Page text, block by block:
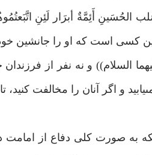
أَئِمَّةٌ أبرَار لَئِنِ
على بهترين كسى است كه او
و نه نفر از فرزندان
و اگر آنان را مخالفت
به صورت كلى دفاع از امامت